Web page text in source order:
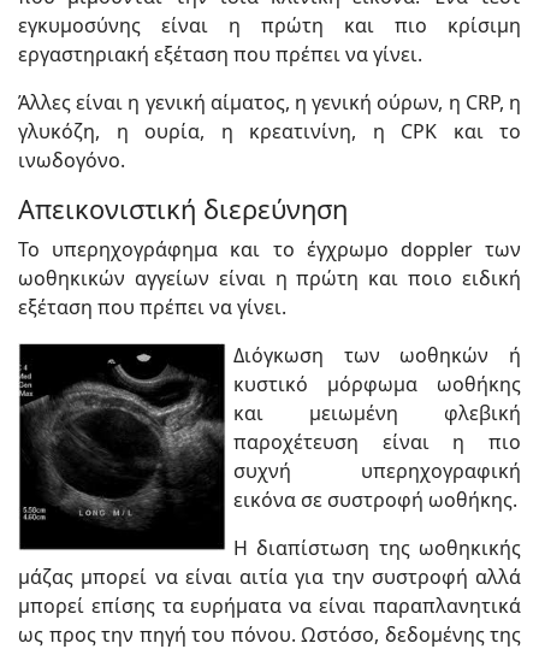
εγκυμοσύνης είναι η πρώτη και πιο κρίσιμη
εργαστηριακή εξέταση που πρέπει να γίνει.
Άλλες είναι η γενική αίματος, η γενική ούρων, η CRP, η
γλυκόζη, η ουρία, η κρεατινίνη, η CPK και το
ινωδογόνο.
Απεικονιστική διερεύνηση
Το υπερηχογράφημα και το έγχρωμο doppler των
ωοθηκικών αγγείων είναι η πρώτη και ποιο ειδική
εξέταση που πρέπει να γίνει.
Διόγκωση των ωοθηκών ή
κυστικό μόρφωμα ωοθήκης
και μειωμένη φλεβική
παροχέτευση είναι η πιο
συχνή υπερηχογραφική
εικόνα σε συστροφή ωοθήκης.
Η διαπίστωση της ωοθηκικής
μάζας μπορεί να είναι αιτία για την συστροφή αλλά
μπορεί επίσης τα ευρήματα να είναι παραπλανητικά
ως προς την πηγή του πόνου. Ωστόσο, δεδομένης της